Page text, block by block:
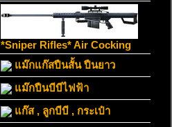
*Sniper Rifles* Air Cocking
แม๊กแก๊สปืนสั้น ปืนยาว
แม๊กปืนบีบีไฟฟ้า
แก๊ส , ลูกบีบี , กระเป๋า